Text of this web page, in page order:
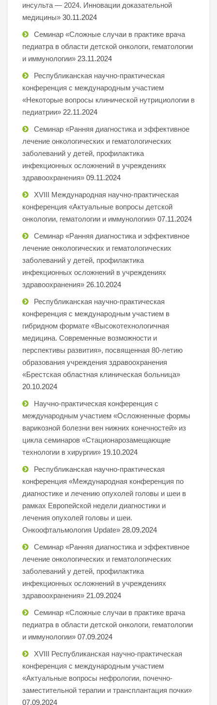
инсульта — 2024. Инновации доказательной
медицины» 30.11.2024
Семинар «Сложные случаи в практике врача
педиатра в области детской онкологи, гематологии
и иммунологии» 23.11.2024
Республиканская научно-практическая
конференция с международным участием
«Некоторые вопросы клинической нутрициологии в
педиатрии» 22.11.2024
Семинар «Ранняя диагностика и эффективное
лечение онкологических и гематологических
заболеваний у детей, профилактика
инфекционных осложнений в учреждениях
здравоохранения» 09.11.2024
XVIII Международная научно-практическая
конференция «Актуальные вопросы детской
онкологии, гематологии и иммунологии» 07.11.2024
Семинар «Ранняя диагностика и эффективное
лечение онкологических и гематологических
заболеваний у детей, профилактика
инфекционных осложнений в учреждениях
здравоохранения» 26.10.2024
Республиканская научно-практическая
конференция с международным участием в
гибридном формате «Высокотехнологичная
медицина. Современные возможности и
перспективы развития», посвященная 80-летию
образования учреждения здравоохранения
«Брестская областная клиническая больница»
20.10.2024
Научно-практическая конференция с
международным участием «Осложненные формы
варикозной болезни вен нижних конечностей» из
цикла семинаров «Стационарозамещающие
технологии в хирургии» 19.10.2024
Республиканская научно-практическая
конференция «Международная конференция по
диагностике и лечению опухолей головы и шеи в
рамках Европейской недели диагностики и
лечения опухолей головы и шеи.
Онкоофтальмология Update» 28.09.2024
Семинар «Ранняя диагностика и эффективное
лечение онкологических и гематологических
заболеваний у детей, профилактика
инфекционных осложнений в учреждениях
здравоохранения» 21.09.2024
Семинар «Сложные случаи в практике врача
педиатра в области детской онкологи, гематологии
и иммунологии» 07.09.2024
XVIII Республиканская научно-практическая
конференция с международным участием
«Актуальные вопросы нефрологии, почечно-
заместительной терапии и трансплантация почки»
07.09.2024